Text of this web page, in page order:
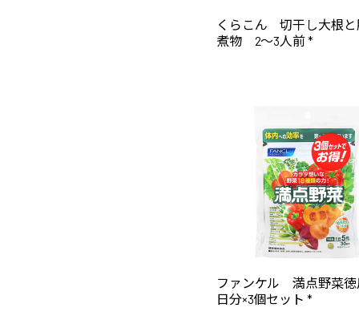
くらこん 切干し大根と
煮物 2～3人前 *
ファンケル 満点野菜
日分×3個セット *